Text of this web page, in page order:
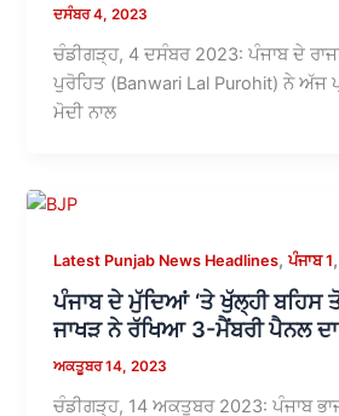
ਦਸੰਬਰ 4, 2023
ਚੰਡੀਗੜ੍ਹ, 4 ਦਸੰਬਰ 2023: ਪੰਜਾਬ ਦੇ
ਪੁਰੋਹਿਤ (Banwari Lal Purohit) ਨੇ ਅੱਜ
ਮੋਦੀ ਨਾਲ
Latest Punjab News Headlines,ਪੰਜਾਬ 1
ਪੰਜਾਬ ਦੇ ਮੁੱਦਿਆਂ ‘ਤੇ ਖੁੱਲ੍ਹੀ ਬਹਿਸ
ਜਾਖੜ ਨੇ ਰੱਖਿਆ 3-ਮੈਂਬਰੀ ਪੈਨਲ
ਅਕਤੂਬਰ 14, 2023
ਚੰਡੀਗੜ੍ਹ, 14 ਅਕਤੂਬਰ 2023: ਪੰਜਾਬ